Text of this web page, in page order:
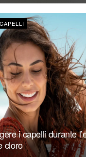
i capelli durante
cloro